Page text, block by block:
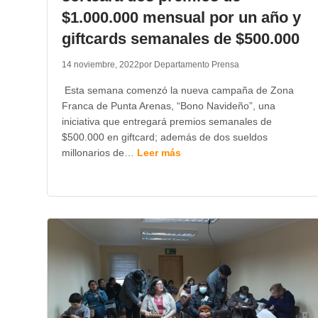
$1.000.000 mensual por un año y
giftcards semanales de $500.000
14 noviembre, 2022por Departamento Prensa
Esta semana comenzó la nueva campaña de Zona
Franca de Punta Arenas, “Bono Navideño”, una
iniciativa que entregará premios semanales de
$500.000 en giftcard; además de dos sueldos
millonarios de… Leer más